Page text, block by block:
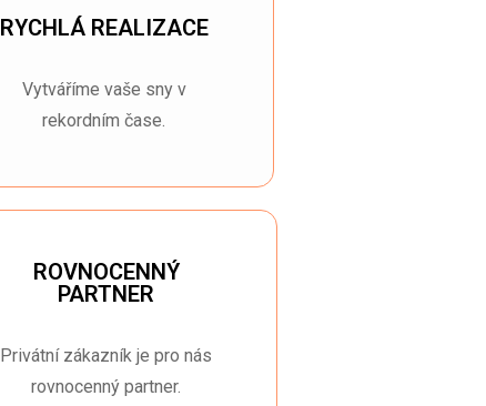
RYCHLÁ REALIZACE
Vytváříme vaše sny v
rekordním čase.
ROVNOCENNÝ
PARTNER
Privátní zákazník je pro nás
rovnocenný partner.